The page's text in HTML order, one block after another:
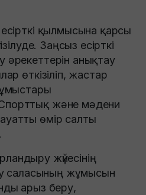
қылмысына қарсы
Заңсыз есірткі
анықтау
өткізіліп, жастар
және мәдени
өмір салты
жүйесінің
саласының жұмысын
арыз беру,